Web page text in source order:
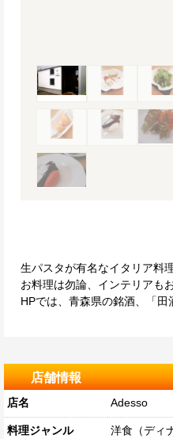
生パスタが有名なイタリア料
お料理は勿論、インテリアも
HPでは、青森県の銘酒、「田
店舗情報
店名 Adesso
料理ジャンル 洋食（ディ